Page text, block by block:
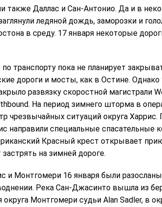
также Даллас и Сан-Антонио. Да и в
ледяной дождь, заморозки и
в среду. 17 января некоторые
транспорту пока не планирует
дороги и мосты, как в Остине. Однако
развязку скоростной магистрали
На период зимнего шторма в
чрезвычайных ситуаций округа Харрис.
направили специальные спасательные
Красный крест открывает
на зимней дороге.
и Монтгомери 16 января были разосланы
Река Сан-Джасинто вышла из
Монтгомери судьи Alan Sadler, в